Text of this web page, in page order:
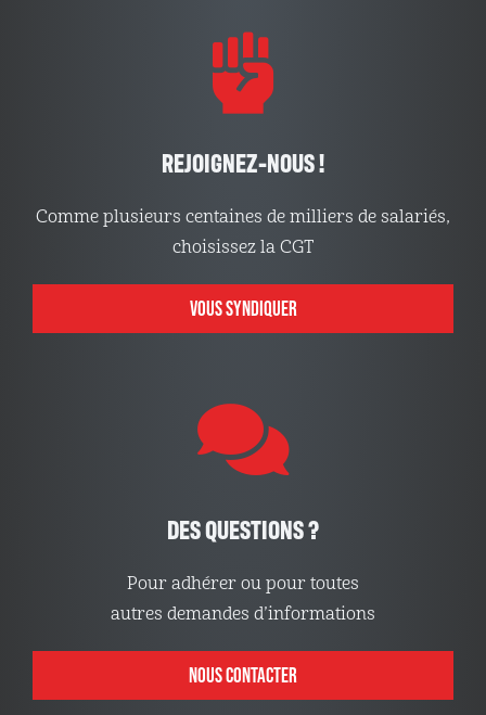
REJOIGNEZ-NOUS !
Comme plusieurs centaines de milliers de salariés,
choisissez la CGT
VOUS SYNDIQUER
DES QUESTIONS ?
Pour adhérer ou pour toutes
autres demandes d’informations
NOUS CONTACTER